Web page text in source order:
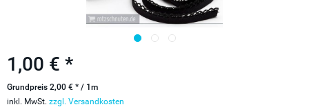
1,00 € *
Grundpreis 2,00 € * / 1m
inkl. MwSt. zzgl. Versandkosten